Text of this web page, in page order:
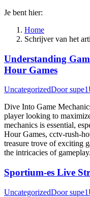
Je bent hier:
Home
Schrijver van het
Understanding
Hour Games
UncategorizedDoor
Dive Into Game
player looking to
mechanics is essential,
Hour Games, cctv-rush-
treasure trove of exciting
the intricacies of
Sportium-es Live
UncategorizedDoor